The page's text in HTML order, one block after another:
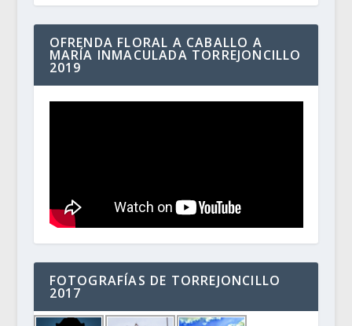
OFRENDA FLORAL A CABALLO A
MARÍA INMACULADA TORREJONCILLO
2019
FOTOGRAFÍAS DE TORREJONCILLO
2017